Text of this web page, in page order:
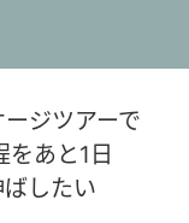
ジツアーで
をあと1日
したい